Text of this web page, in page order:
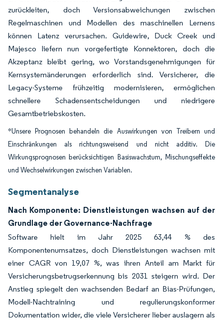
zurückleiten, doch Versionsabweichungen zwischen
Regelmaschinen und Modellen des maschinellen Lernens
können Latenz verursachen. Guidewire, Duck Creek und
Majesco liefern nun vorgefertigte Konnektoren, doch die
Akzeptanz bleibt gering, wo Vorstandsgenehmigungen für
Kernsystemänderungen erforderlich sind. Versicherer, die
Legacy-Systeme frühzeitig modernisieren, ermöglichen
schnellere Schadensentscheidungen und niedrigere
Gesamtbetriebskosten.
*Unsere Prognosen behandeln die Auswirkungen von Treibern und
Einschränkungen als richtungsweisend und nicht additiv. Die
Wirkungsprognosen berücksichtigen Basiswachstum, Mischungseffekte
und Wechselwirkungen zwischen Variablen.
Segmentanalyse
Nach Komponente: Dienstleistungen wachsen auf der
Grundlage der Governance-Nachfrage
Software hielt im Jahr 2025 63,44 % des
Komponentenumsatzes, doch Dienstleistungen wachsen mit
einer CAGR von 19,07 %, was ihren Anteil am Markt für
Versicherungsbetrugserkennung bis 2031 steigern wird. Der
Anstieg spiegelt den wachsenden Bedarf an Bias-Prüfungen,
Modell-Nachtraining und regulierungskonformer
Dokumentation wider, die viele Versicherer lieber auslagern als